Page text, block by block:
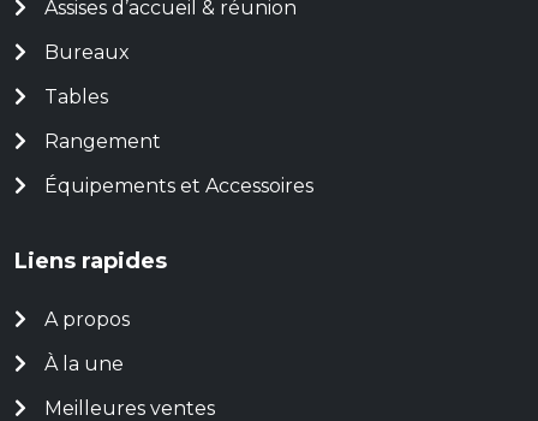
Assises d’accueil & réunion
Bureaux
Tables
Rangement
Équipements et Accessoires
Liens rapides
A propos
À la une
Meilleures ventes